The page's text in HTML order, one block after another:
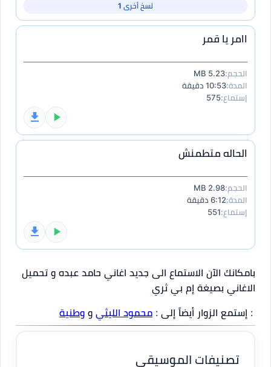
نسخ أخرى 1
اامر يا قمر
الحجم:5.23 MB
المدة:10:53 دقيقة
إستماع:575
الحاله متطمنش
الحجم:2.98 MB
المدة:6:12 دقيقة
إستماع:551
بامكانك الآن الاستماع الى جديد اغاني حامد عبده و تحميل
الاغاني بصيغة إم بي ثري
: إستمع الزوار أيضاً إلى : محمود الليثيو وطنية
تصنيفات الموسيقى